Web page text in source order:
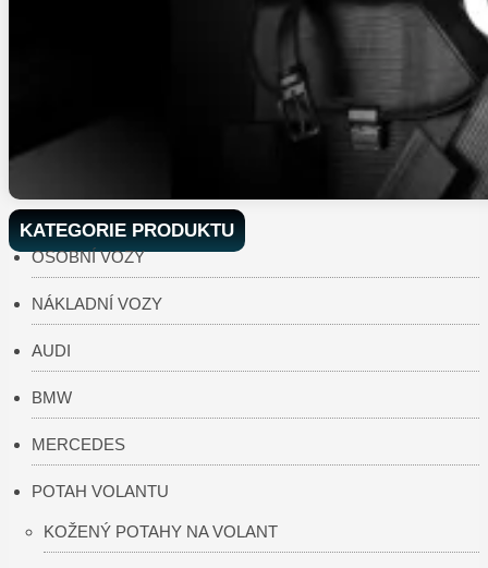
KATEGORIE PRODUKTU
OSOBNÍ VOZY
NÁKLADNÍ VOZY
AUDI
BMW
MERCEDES
POTAH VOLANTU
KOŽENÝ POTAHY NA VOLANT